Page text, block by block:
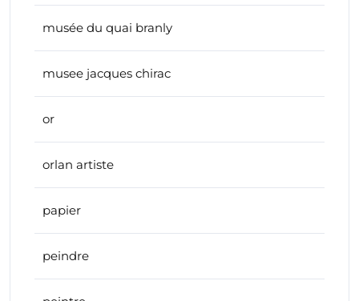
musée du quai branly
musee jacques chirac
or
orlan artiste
papier
peindre